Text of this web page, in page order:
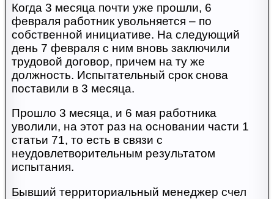
Когда 3 месяца почти уже прошли, 6
февраля работник увольняется – по
собственной инициативе. На следующий
день 7 февраля с ним вновь заключили
трудовой договор, причем на ту же
должность. Испытательный срок снова
поставили в 3 месяца.
Прошло 3 месяца, и 6 мая работника
уволили, на этот раз на основании части 1
статьи 71, то есть в связи с
неудовлетворительным результатом
испытания.
Бывший территориальный менеджер счел